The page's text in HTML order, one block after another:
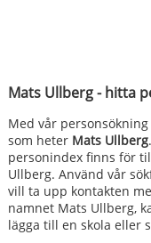
Mats Ullberg - hitta
Med vår
som heter Mats Ullberg
personindex finns för
Ullberg. Använd vår
vill ta upp kontakten
namnet Mats Ullberg,
lägga till en skola eller